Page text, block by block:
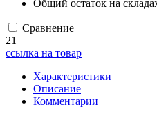
Общий остаток на
Сравнение
21
ссылка на товар
Характеристики
Описание
Комментарии